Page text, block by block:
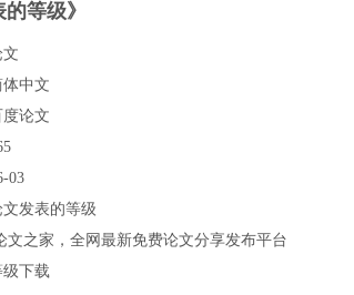
的等级》
文
体中文
度论文
03
文发表的等级
文之家，全网最新免费论文分享发布平台
下载